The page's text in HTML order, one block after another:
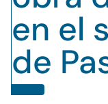
en el
de